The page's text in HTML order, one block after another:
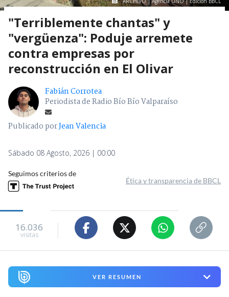
"Terriblemente chantas" y
"vergüenza": Poduje arremete
contra empresas por
reconstrucción en El Olivar
Fabián Corrotea
Periodista de Radio Bío Bío Valparaíso
Publicado porJean Valencia
Sábado 08 Agosto, 2026 | 00:00
Seguimos criterios de
Ética y transparencia de BBCL
16.036
visitas
VER RESUMEN